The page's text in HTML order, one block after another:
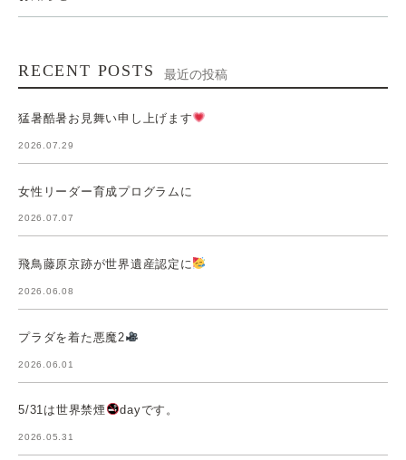
RECENT POSTS 最近の投稿
猛暑酷暑お見舞い申し上げます
2026.07.29
女性リーダー育成プログラムに
2026.07.07
飛鳥藤原京跡が世界遺産認定に
2026.06.08
プラダを着た悪魔2
2026.06.01
5/31は世界禁煙 dayです。
2026.05.31